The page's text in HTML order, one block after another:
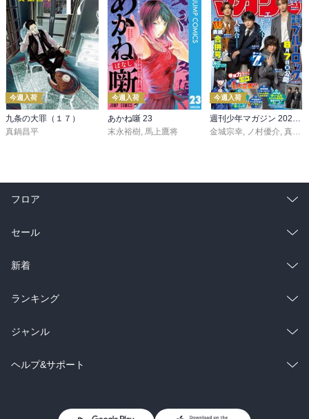
今週入荷
九条の大罪（１７）
真鍋昌平
今週入荷
あかね噺 23
末永裕樹 馬上鷹将
今週入荷
金城宗幸
ノ村優介 真島ヒロ
フロア
総合
ラノベ
雑誌・グラビア
BL・TL
セール
総合
ラノベ
雑誌・グラビア
BL・TL
新着
総合
ラノベ
雑誌・グラビア
ランキング
総合
ラノベ
ジャンル
コミック
ヘルプ&サポート